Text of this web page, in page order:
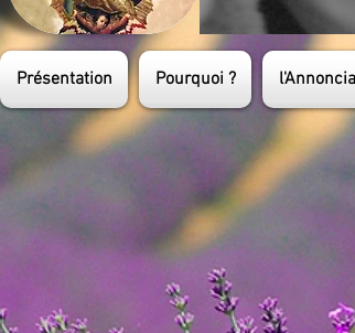
Présentation Pourquoi ?